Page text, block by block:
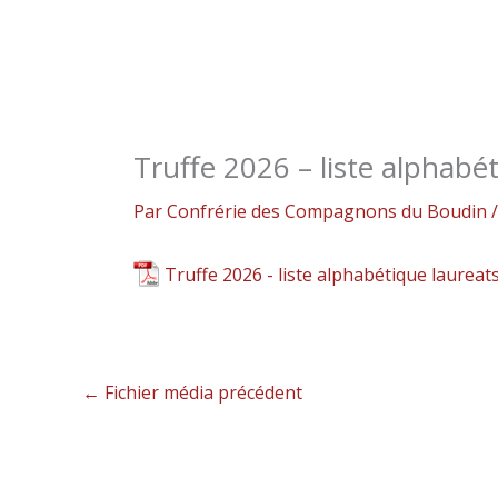
Truffe 2026 – liste
ParConfrérie des Compagnons du Boudin /
Truffe 2026 - liste alphabétique laureats
← Fichier média précédent